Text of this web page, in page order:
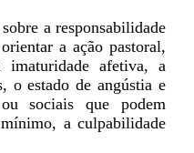
a responsabilidade
a ação pastoral,
imaturidade afetiva, a
o estado de angústia e
sociais que podem
a culpabilidade